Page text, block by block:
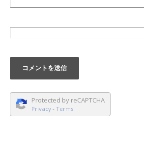
Protected by reCAPTCHA
Privacy - Terms